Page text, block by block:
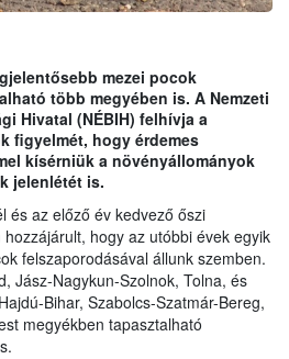
mezei pocok
több megyében is. A Nemzeti
Hivatal (NÉBIH) felhívja a
figyelmét, hogy érdemes
kísérniük a növényállományok
jelenlétét is.
és az előző év kedvező őszi
hogy az utóbbi évek egyik
felszaporodásával állunk szemben.
Jász-Nagykun-Szolnok, Tolna, és
Bihar, Szabolcs-Szatmár-Bereg,
megyékben tapasztalható